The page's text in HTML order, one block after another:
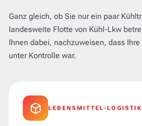
Ganz gleich, ob Sie nur ein paar
landesweite Flotte von Kühl-Lkw
Ihnen dabei, nachzuweisen, dass
unter Kontrolle war.
LEBENSMITTEL-LOGISTIK